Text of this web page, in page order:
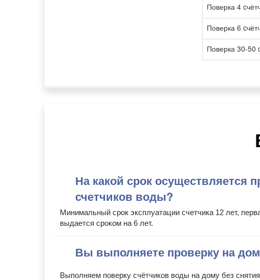
Поверка 4
Поверка 6
Поверка 30-50
На какой срок осуществляется
счетчиков воды?
Минимальный срок эксплуатации счетчика 12 лет,
выдается сроком на 6 лет.
Вы выполняете проверку на
Выполняем поверку счётчиков воды на дому без